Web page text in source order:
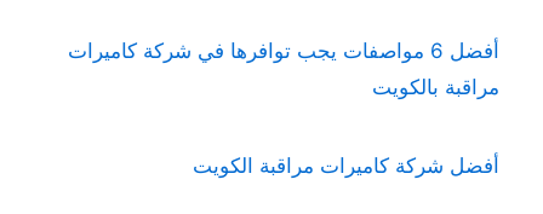
أفضل 6 مواصفات يجب توافرها في شركة كاميرات
مراقبة بالكويت
أفضل شركة كاميرات مراقبة الكويت